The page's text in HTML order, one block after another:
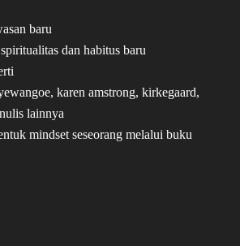
baru
dan habitus baru
karen amstrong, kirkegaard,
lainnya
mindset seseorang melalui buku